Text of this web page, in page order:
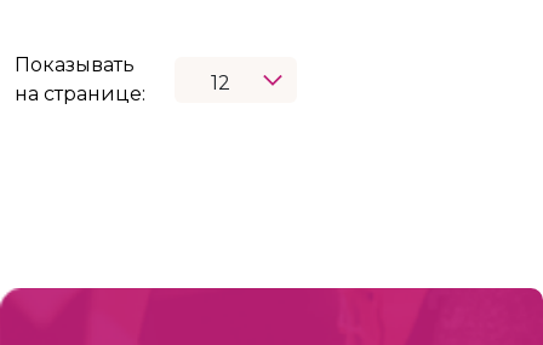
Показывать
на странице: